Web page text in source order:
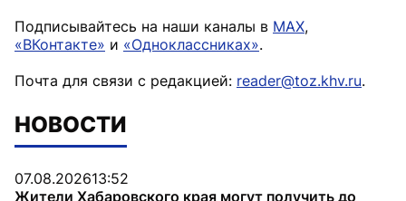
Подписывайтесь на наши каналы в MAX,
«ВКонтакте» и «Одноклассниках».
Почта для связи с редакцией: reader@toz.khv.ru.
НОВОСТИ
07.08.202613:52
Жители Хабаровского края могут получить до